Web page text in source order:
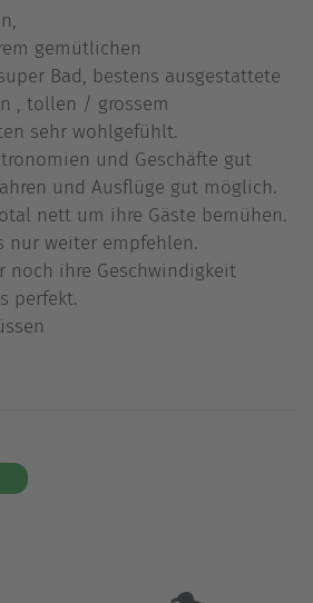
gemütlichen
Bad, bestens ausgestattete
, tollen / grossem
sehr wohlgefühlt.
und Geschäfte gut
und Ausflüge gut möglich.
nett um ihre Gäste bemühen.
nur weiter empfehlen.
noch ihre Geschwindigkeit
perfekt.